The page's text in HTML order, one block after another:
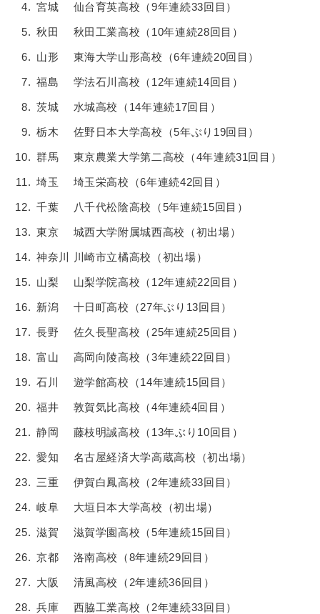
宮城 仙台育英高校（9年連続33回目）
秋田 秋田工業高校（10年連続28回目）
山形 東海大学山形高校（6年連続20回目）
福島 学法石川高校（12年連続14回目）
茨城 水城高校（14年連続17回目）
栃木 佐野日本大学高校（5年ぶり19回目）
群馬 東京農業大学第二高校（4年連続31回目）
埼玉 埼玉栄高校（6年連続42回目）
千葉 八千代松陰高校（5年連続15回目）
東京 城西大学附属城西高校（初出場）
神奈川 川崎市立橘高校（初出場）
山梨 山梨学院高校（12年連続22回目）
新潟 十日町高校（27年ぶり13回目）
長野 佐久長聖高校（25年連続25回目）
富山 高岡向陵高校（3年連続22回目）
石川 遊学館高校（14年連続15回目）
福井 敦賀気比高校（4年連続4回目）
静岡 藤枝明誠高校（13年ぶり10回目）
愛知 名古屋経済大学高蔵高校（初出場）
三重 伊賀白鳳高校（2年連続33回目）
岐阜 大垣日本大学高校（初出場）
滋賀 滋賀学園高校（5年連続15回目）
京都 洛南高校（8年連続29回目）
大阪 清風高校（2年連続36回目）
兵庫 西脇工業高校（2年連続33回目）